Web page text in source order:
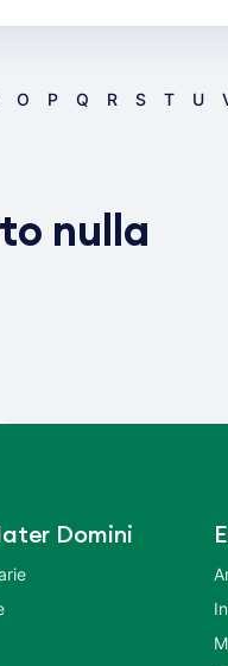
O P Q R S T U
nulla
Domini